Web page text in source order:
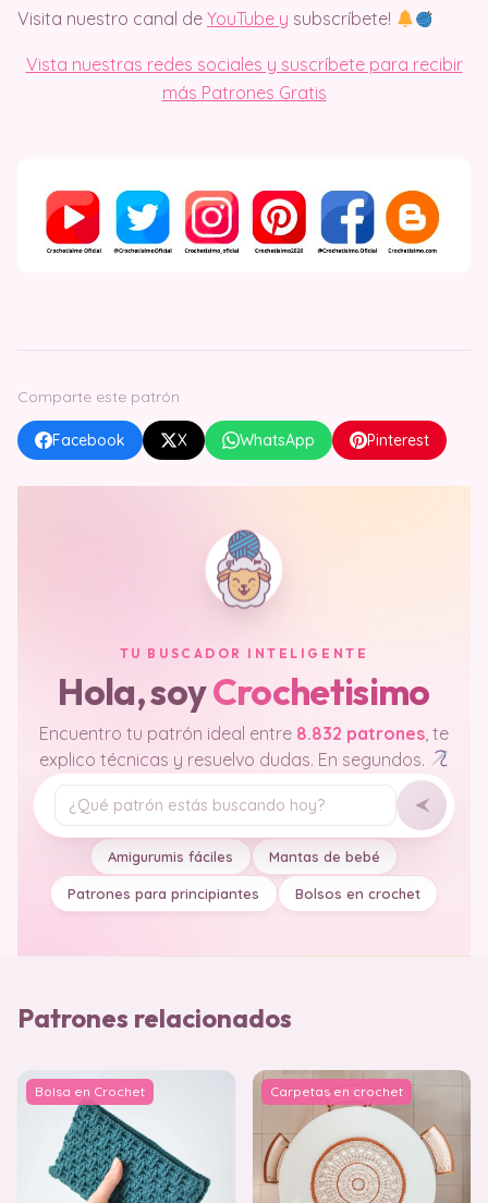
Visita nuestro canal de YouTube y subscríbete!
Vista nuestras redes sociales y suscríbete para recibir
más Patrones Gratis
Comparte este patrón
Facebook X WhatsApp Pinterest
TU BUSCADOR INTELIGENTE
Hola, soyCrochetisimo
Encuentro tu patrón ideal entre 8.832 patrones , te
explico técnicas y resuelvo dudas. En segundos.
Tu pregunta
Amigurumis fáciles Mantas de bebé
Patrones para principiantes Bolsos en crochet
Patrones relacionados
Bolsa en Crochet Carpetas en crochet